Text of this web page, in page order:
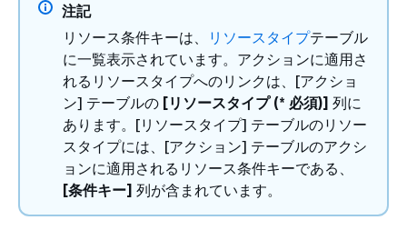
注記
リソース条件キーは、
リソースタイプテーブル
に一覧表示されています。アクションに適用さ
れるリソースタイプへのリンクは、[アクショ
ン] テーブルの [リソースタイプ (* 必須)] 列に
あります。[リソースタイプ] テーブルのリソー
スタイプには、[アクション] テーブルのアクシ
ョンに適用されるリソース条件キーである、
[条件キー] 列が含まれています。